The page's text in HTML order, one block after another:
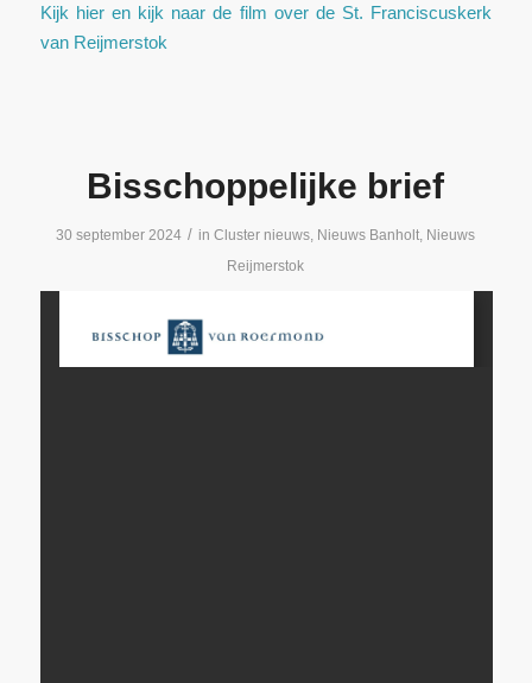
Kijk hier en kijk naar de film over de St. Franciscuskerk
van Reijmerstok
Bisschoppelijke brief
30 september 2024 / inCluster nieuws Nieuws Banholt Nieuws
Reijmerstok